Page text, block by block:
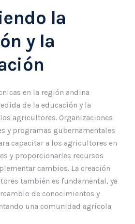
la
y la
en la región andina
de la educación y la
agricultores. Organizaciones
y programas gubernamentales
capacitar a los agricultores en
y proporcionarles recursos
cambios. La creación
también es fundamental, ya
de conocimientos y
una comunidad agrícola